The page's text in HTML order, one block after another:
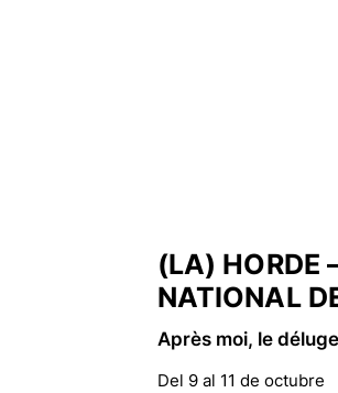
(LA) HORDE
NATIONAL
Après moi, le déluge
Del 9 al 11 de octubre